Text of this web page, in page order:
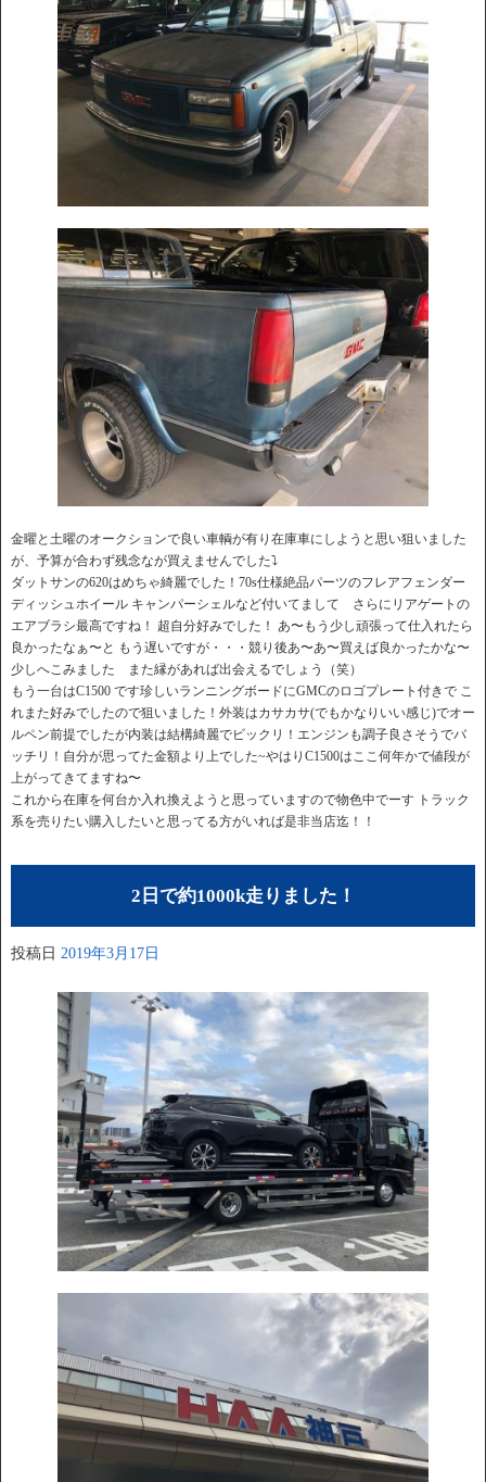
金曜と土曜のオークションで良い車輌が有り在庫車にしようと思い狙いました
が、予算が合わず残念なが買えませんでした⤵︎
ダットサンの620はめちゃ綺麗でした！70s仕様絶品パーツのフレアフェンダー
ディッシュホイール キャンパーシェルなど付いてまして さらにリアゲートの
エアブラシ最高ですね！ 超自分好みでした！ あ〜もう少し頑張って仕入れたら
良かったなぁ〜と もう遅いですが・・・競り後あ〜あ〜買えば良かったかな〜
少しへこみました また縁があれば出会えるでしょう（笑）
もう一台はC1500 です珍しいランニングボードにGMCのロゴプレート付きで こ
れまた好みでしたので狙いました！外装はカサカサ(でもかなりいい感じ)でオー
ルペン前提でしたが内装は結構綺麗でビックリ！エンジンも調子良さそうでバ
ッチリ！自分が思ってた金額より上でした~やはりC1500はここ何年かで値段が
上がってきてますね〜
これから在庫を何台か入れ換えようと思っていますので物色中でーす トラック
系を売りたい購入したいと思ってる方がいれば是非当店迄！！
2日で約1000k走りました！
投稿日 2019年3月17日